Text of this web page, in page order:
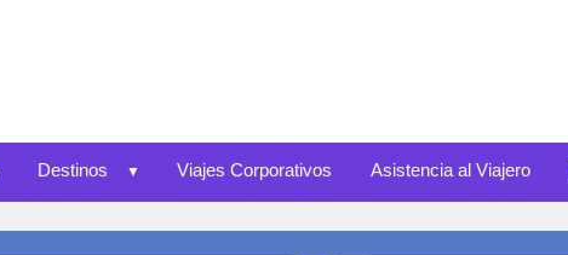
Destinos Viajes Corporativos Asistencia al Viajero